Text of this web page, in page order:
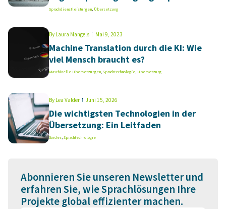
Sprachdienstleistungen, Übersetzung
ByLaura Mangels Mai 9, 2023
Machine Translation durch die KI: Wie
viel Mensch braucht es?
Maschinelle Übersetzungen, Sprachtechnologie, Übersetzung
ByLea Valder Juni 15, 2026
Die wichtigsten Technologien in der
Übersetzung: Ein Leitfaden
Guides, Sprachtechnologie
Abonnieren Sie unseren Newsletter und
erfahren Sie, wie Sprachlösungen Ihre
Projekte global effizienter machen.